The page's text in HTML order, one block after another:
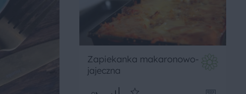
Zapiekanka makaronowo-
jajeczna